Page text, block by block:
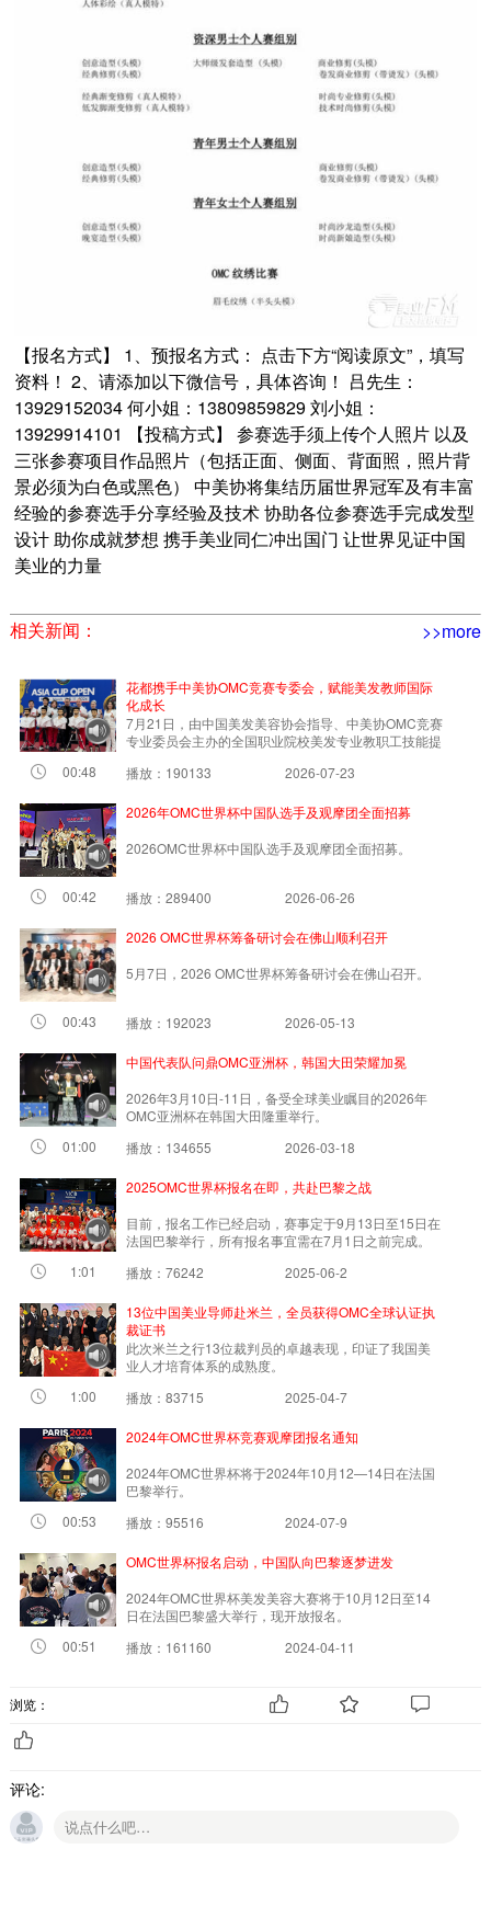
【报名方式】 1、预报名方式： 点击下方“阅读原文”，填写
资料！ 2、请添加以下微信号，具体咨询！ 吕先生：
13929152034 何小姐：13809859829 刘小姐：
13929914101 【投稿方式】 参赛选手须上传个人照片 以及
三张参赛项目作品照片（包括正面、侧面、背面照，照片背
景必须为白色或黑色） 中美协将集结历届世界冠军及有丰富
经验的参赛选手分享经验及技术 协助各位参赛选手完成发型
设计 助你成就梦想 携手美业同仁冲出国门 让世界见证中国
美业的力量
相关新闻： >>more
00:48
花都携手中美协OMC竞赛专委会，赋能美发教师国际
化成长
7月21日，由中国美发美容协会指导、中美协OMC竞赛
专业委员会主办的全国职业院校美发专业教职工技能提
播放：190133
2026-07-23
00:42
2026年OMC世界杯中国队选手及观摩团全面招募
2026OMC世界杯中国队选手及观摩团全面招募。
播放：289400 2026-06-26
00:43
2026 OMC世界杯筹备研讨会在佛山顺利召开
5月7日，2026 OMC世界杯筹备研讨会在佛山召开。
播放：192023 2026-05-13
01:00
中国代表队问鼎OMC亚洲杯，韩国大田荣耀加冕
2026年3月10日-11日，备受全球美业瞩目的2026年
OMC亚洲杯在韩国大田隆重举行。
播放：134655
2026-03-18
1:01
2025OMC世界杯报名在即，共赴巴黎之战
目前，报名工作已经启动，赛事定于9月13日至15日在
法国巴黎举行，所有报名事宜需在7月1日之前完成。
播放：76242
2025-06-2
1:00
13位中国美业导师赴米兰，全员获得OMC全球认证执
裁证书
此次米兰之行13位裁判员的卓越表现，印证了我国美
业人才培育体系的成熟度。
播放：83715
2025-04-7
00:53
2024年OMC世界杯竞赛观摩团报名通知
2024年OMC世界杯将于2024年10月12—14日在法国
巴黎举行。
播放：95516
2024-07-9
00:51
OMC世界杯报名启动，中国队向巴黎逐梦进发
2024年OMC世界杯美发美容大赛将于10月12日至14
日在法国巴黎盛大举行，现开放报名。
播放：161160
2024-04-11
浏览：
评论: